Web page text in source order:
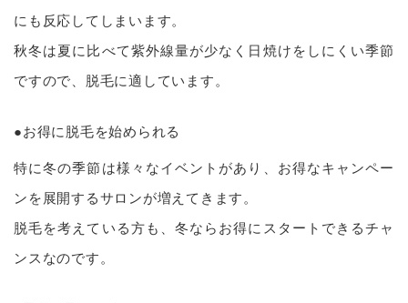
にも反応してしまいます。
秋冬は夏に比べて紫外線量が少なく日焼けをしにくい季節
ですので、脱毛に適しています。
●お得に脱毛を始められる
特に冬の季節は様々なイベントがあり、お得なキャンペー
ンを展開するサロンが増えてきます。
脱毛を考えている方も、冬ならお得にスタートできるチャ
ンスなのです。